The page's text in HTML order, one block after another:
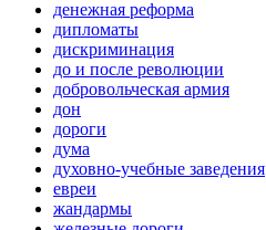
денежная реформа
дипломаты
дискриминация
до и после революции
добровольческая армия
дон
дороги
дума
духовно-учебные заведения
евреи
жандармы